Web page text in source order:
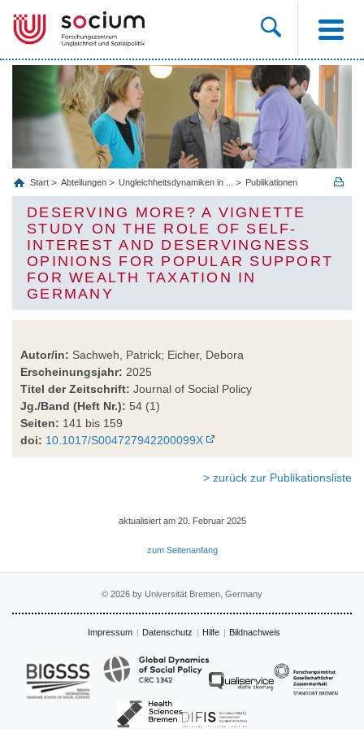
Start Abteilungen Ungleichheitsdynamiken in ... Publikationen
DESERVING MORE? A VIGNETTE
STUDY ON THE ROLE OF SELF-
INTEREST AND DESERVINGNESS
OPINIONS FOR POPULAR SUPPORT
FOR WEALTH TAXATION IN
GERMANY
Autor/in: Sachweh, Patrick; Eicher, Debora
Erscheinungsjahr: 2025
Titel der Zeitschrift: Journal of Social Policy
Jg./Band (Heft Nr.): 54 (1)
Seiten: 141 bis 159
doi: 10.1017/S004727942200099X
> zurück zur Publikationsliste
aktualisiert am 20. Februar 2025
zum Seitenanfang
© 2026 by Universität Bremen, Germany
Impressum Datenschutz Hilfe Bildnachweis